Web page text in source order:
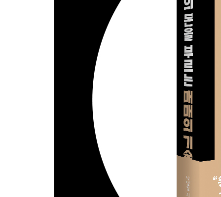
3장 실전 트레이딩 스킬
강세 종목의 탄력을 이용한 매매
거래량을 활용한 매매
연속 급등 종목의 매매 타이밍
연속 급락 종목의 매매 타이밍
장중 급등 종목의 매매 타이밍
장중 급락 종목의 매매 타이밍
오전 10시 이전의 매매
오후 2시 이후의 매매
거래 주체별 성향을 활용한 매매
대량 자전성 거래와 매매 판단
지수 움직임을 이용한 매매
호가 잔량의 역해석을 활용한 매매
체결단위의 속도와 타이밍을 활용한 매매
공매도의 업틱룰 매도 잔량을 활용한 매매